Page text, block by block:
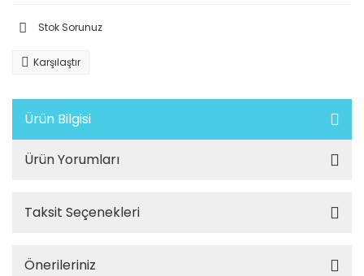
Stok Sorunuz
Karşılaştır
Ürün Bilgisi
Ürün Yorumları
Taksit Seçenekleri
Önerileriniz